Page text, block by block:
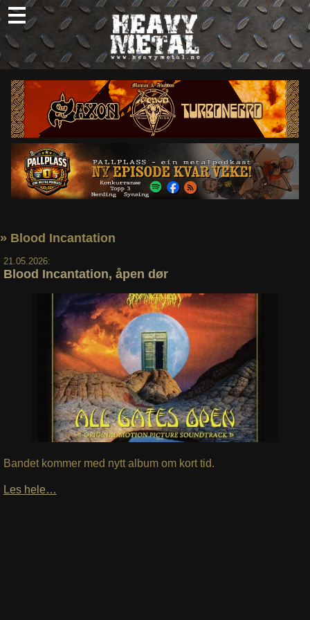
Skip
to
content
Nyheter
Omtaler
Intervjuer
Om oss
Abonner
Søk
» Blood Incantation
21.05.2026:
Blood Incantation, åpen dør
Bandet kommer med nytt album om kort tid.
Les hele…